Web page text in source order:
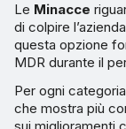
Le Minacce
di colpire
questa opzione
MDR durante il
Per ogni
che mostra più